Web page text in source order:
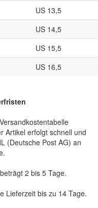
US 13,5
US 14,5
US 15,5
US 16,5
Artikel erfolgt schnell und
(Deutsche Post AG) an
2 bis 5 Tage.
Lieferzeit bis zu 14 Tage.